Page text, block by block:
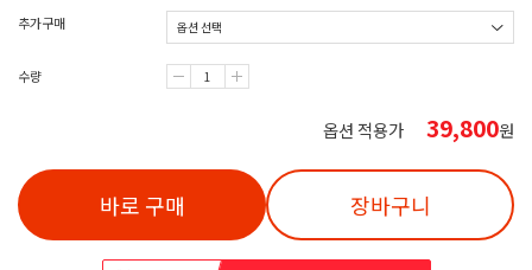
추가구매
수량
옵션 적용가 39,800원
바로 구매 장바구니